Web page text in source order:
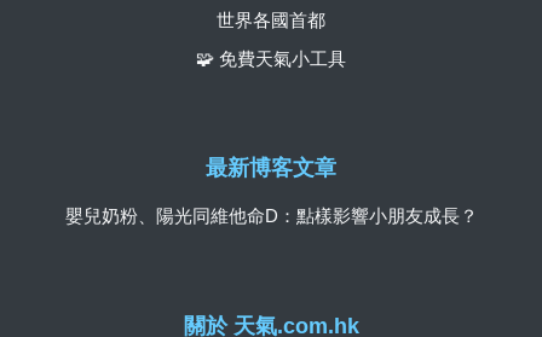
關於 天氣.com.hk
世界各國首都
🧩 免費天氣小工具
最新博客文章
嬰兒奶粉、陽光同維他命D：點樣影響小朋友成長？